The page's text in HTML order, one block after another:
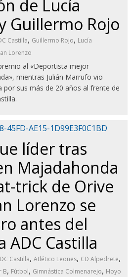
de Lucía
Guillermo Rojo
Castilla, Guillermo Rojo, Lucía
Lorenzo
al «Deportista mejor
mientras Julián Marrufo vio
por sus más de 20 años al frente de
líder tras
Majadahonda
trick de Orive
Lorenzo se
antes del
ADC Castilla
Castilla,Atlético Leones, CD Alpedrete,
B, Fútbol, Gimnástica Colmenarejo, Hoyo